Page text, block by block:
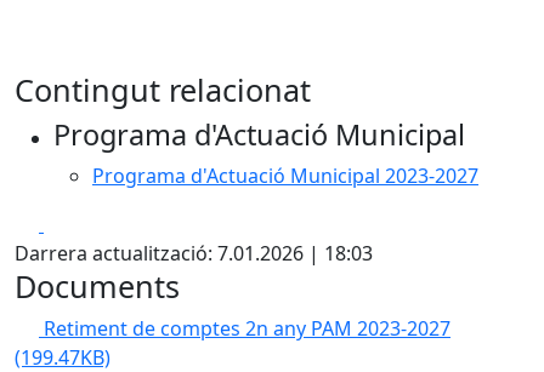
Contingut relacionat
Programa d'Actuació Municipal
Programa d'Actuació Municipal 2023-2027
Darrera actualització: 7.01.2026 | 18:03
Documents
Retiment de comptes 2n any PAM 2023-2027
(199.47KB)